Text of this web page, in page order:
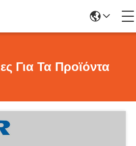
Για Τα Προϊόντα